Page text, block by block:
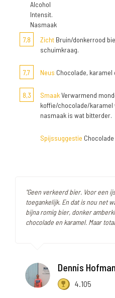
Alcohol
Intensit.
Nasmaak
7,8
Zicht Bruin/donkerrood
schuimkraag.
7,7 Neus Chocolade, karamel
8,3 SmaakVerwarmend
koffie/chocolade/karamel
nasmaak is wat bitterder.
Spijssuggestie
"Geen verkeerd bier. Voor een
toegankelijk. En dat is nou net
bijna romig bier, donker
chocolade en karamel. Maar
Dennis Hofman
4.105